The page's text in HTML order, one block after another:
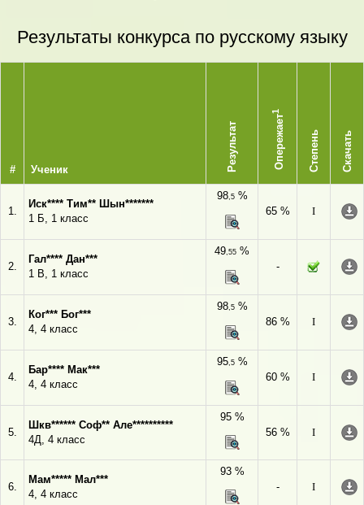
Результаты конкурса по русскому языку
# Ученик Результат Опережает
1
Степень Скачать
1.
Иск**** Тим** Шын*******
1 Б, 1 класс
98,5%
65 %
I
2.
Гал**** Дан***
1 В, 1 класс
49,55 %
-
3.
Ког*** Бог***
4, 4 класс
98,5%
86 %
I
4.
Бар**** Мак***
4, 4 класс
95,5%
60 %
I
5.
Шкв****** Соф** Але**********
4Д, 4 класс
95 %
56 %
I
6.
Мам***** Мал***
4, 4 класс
93 %
-
I